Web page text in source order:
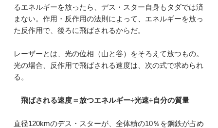
るエネルギーを放ったら、デス・スター自身もタダでは済
まない。作用・反作用の法則によって、エネルギーを放っ
た反作用で、後ろに飛ばされるからだ。
レーザーとは、光の位相（山と谷）をそろえて放つもの。
光の場合、反作用で飛ばされる速度は、次の式で求められ
る。
飛ばされる速度＝放つエネルギー÷光速÷自分の質量
直径120kmのデス・スターが、全体積の10％を鋼鉄が占め